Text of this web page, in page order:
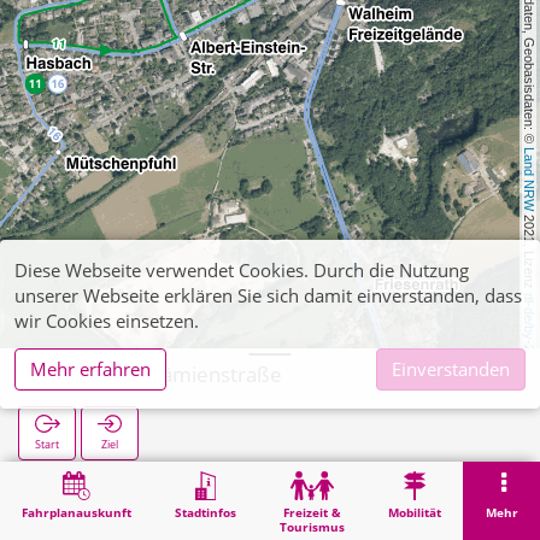
, Kartendaten, Geobasisdaten: ©
Land NRW
2021, Lizenz
dl-de/by-2-0
Fahrplanauskunft Stadtinfos
Freizeit &
Tourismus
Mobilität Mehr
Walheim Prämienstraße
Start Ziel
Suche Walheim Prämienstraße
Diese Webseite verwendet Cookies. Durch die Nutzung
unserer Webseite erklären Sie sich damit einverstanden, dass
wir Cookies einsetzen.
Mehr erfahren
Einverstanden